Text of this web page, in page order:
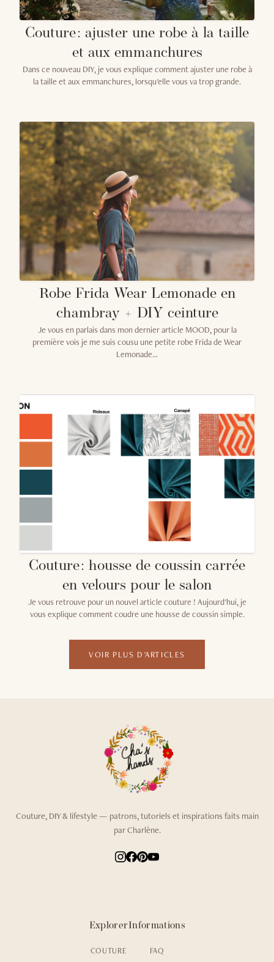
Couture : ajuster une robe à la taille
et aux emmanchures
Dans ce nouveau DIY, je vous explique comment ajuster une robe à
la taille et aux emmanchures, lorsqu'elle vous va trop grande.
Robe Frida Wear Lemonade en
chambray + DIY ceinture
Je vous en parlais dans mon dernier article MOOD, pour la
première vois je me suis cousu une petite robe Frida de Wear
Lemonade...
Couture : housse de coussin carrée
en velours pour le salon
Je vous retrouve pour un nouvel article couture ! Aujourd'hui, je
vous explique comment coudre une housse de coussin simple.
VOIR PLUS D'ARTICLES
Couture, DIY & lifestyle — patrons, tutoriels et inspirations faits main
par Charlène.
Explorer
COUTURE
Informations
FAQ